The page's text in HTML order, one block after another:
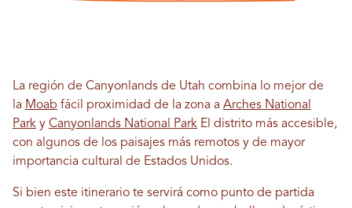
La región de Canyonlands de Utah combina lo mejor de
la Moab fácil proximidad de la zona a Arches National
Park y Canyonlands National Park El distrito más accesible,
con algunos de los paisajes más remotos y de mayor
importancia cultural de Estados Unidos.
Si bien este itinerario te servirá como punto de partida